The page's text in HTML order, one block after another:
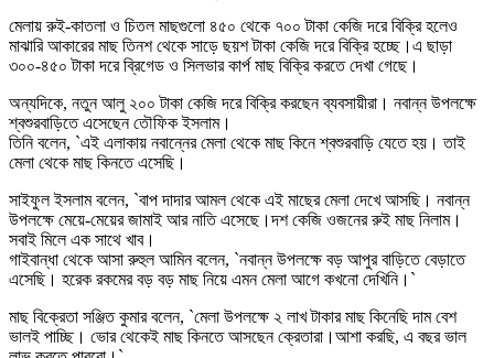
মেলায় রুই-কাতলা ও চিতল মাছগুলো ৪৫০ থেকে ৭০০ টাকা কেজি দরে বিক্রি হলেও
মাঝারি আকারের মাছ তিনশ থেকে সাড়ে ছয়শ টাকা কেজি দরে বিক্রি হচ্ছে।এ ছাড়া
৩০০-৪৫০ টাকা দরে ব্রিগেড ও সিলভার কার্প মাছ বিক্রি করতে দেখা গেছে।
অন্যদিকে, নতুন আলু ২০০ টাকা কেজি দরে বিক্রি করছেন ব্যবসায়ীরা। নবান্ন উপলক্ষে
শ্বশুরবাড়িতে এসেছেন তৌফিক ইসলাম।
তিনি বলেন, ‍‍`এই এলাকায় নবান্নের মেলা থেকে মাছ কিনে শ্বশুরবাড়ি যেতে হয়। তাই
মেলা থেকে মাছ কিনতে এসেছি।
সাইফুল ইসলাম বলেন, ‍‍`বাপ দাদার আমল থেকে এই মাছের মেলা দেখে আসছি। নবান্ন
উপলক্ষে মেয়ে-মেয়ের জামাই আর নাতি এসেছে।দশ কেজি ওজনের রুই মাছ নিলাম।
সবাই মিলে এক সাথে খাব।
গাইবান্ধা থেকে আসা রুহুল আমিন বলেন, ‍‍`নবান্ন উপলক্ষে বড় আপুর বাড়িতে বেড়াতে
এসেছি। হরেক রকমের বড় বড় মাছ নিয়ে এমন মেলা আগে কখনো দেখিনি।‍‍`
মাছ বিক্রেতা সঞ্জিত কুমার বলেন, ‍‍`মেলা উপলক্ষে ২ লাখ টাকার মাছ কিনেছি দাম বেশ
ভালই পাচ্ছি। ভোর থেকেই মাছ কিনতে আসছেন ক্রেতারা।আশা করছি, এ বছর ভাল